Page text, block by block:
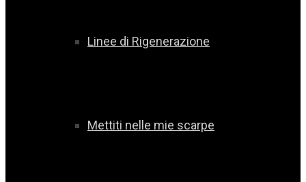
Linee di Rigenerazione
Mettiti nelle mie scarpe